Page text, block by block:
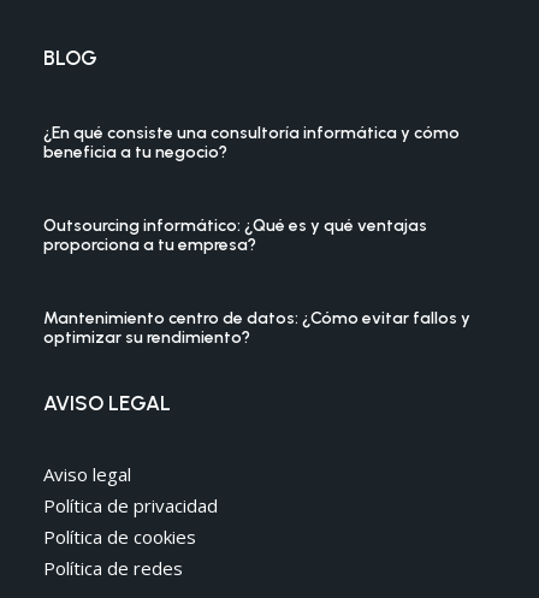
BLOG
¿En qué consiste una consultoría informática y cómo
beneficia a tu negocio?
Outsourcing informático: ¿Qué es y qué ventajas
proporciona a tu empresa?
Mantenimiento centro de datos: ¿Cómo evitar fallos y
optimizar su rendimiento?
AVISO LEGAL
Aviso legal
Política de privacidad
Política de cookies
Política de redes